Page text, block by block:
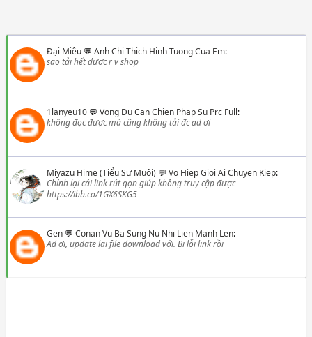
Đại Miêu💬 Anh Chi Thich Hinh Tuong Cua Em:
sao tải hết được r v shop
1lanyeu10💬 Vong Du Can Chien Phap Su Prc Full:
không đọc được mà cũng không tải đc ad ơi
Miyazu Hime (Tiểu Sư Muội) 💬 Vo Hiep Gioi Ai Chuyen Kiep:
Chỉnh lại cái link rút gọn giúp không truy cập được
https://ibb.co/1GX6SKG5
Gen💬 Conan Vu Ba Sung Nu Nhi Lien Manh Len:
Ad ơi, update lại file download với. Bị lỗi link rồi